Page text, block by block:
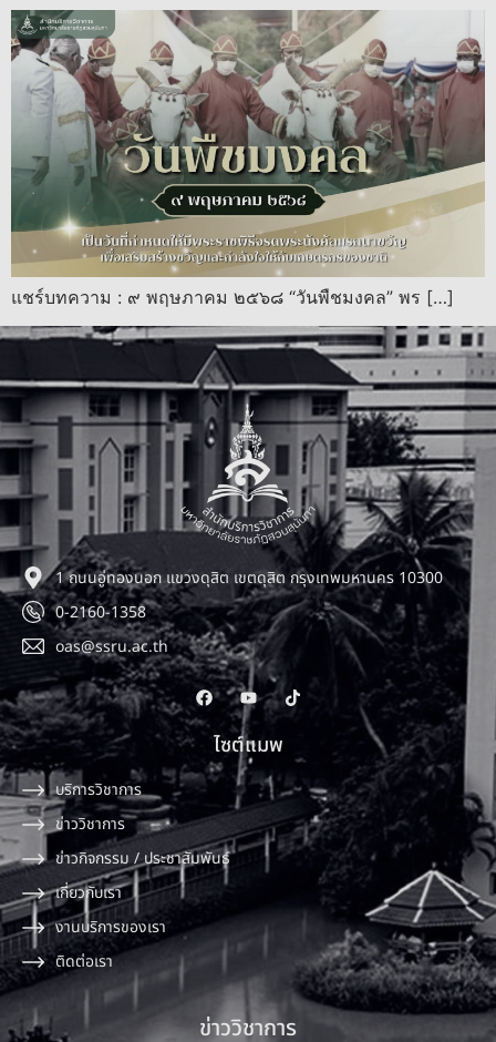
แชร์บทความ : ๙ พฤษภาคม ๒๕๖๘ “วันพืชมงคล” พร […]
1 ถนนอู่ทองนอก แขวงดุสิต เขตดุสิต กรุงเทพมหานคร 10300
0-2160-1358
oas@ssru.ac.th
ไซต์แมพ
บริการวิชาการ
ข่าววิชาการ
ข่าวกิจกรรม / ประชาสัมพันธ์
เกี่ยวกับเรา
งานบริการของเรา
ติดต่อเรา
ข่าววิชาการ